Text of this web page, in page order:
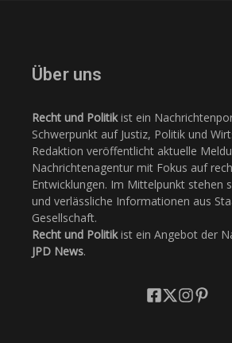
Über uns
Recht und Politikist ein
Schwerpunkt auf Justiz, Politik und
Redaktion veröffentlicht aktuelle
Nachrichtenagentur mit Fokus auf
Entwicklungen. Im Mittelpunkt stehen
und verlässliche Informationen aus
Gesellschaft.
Recht und Politikist ein Angebot der
JPD News.